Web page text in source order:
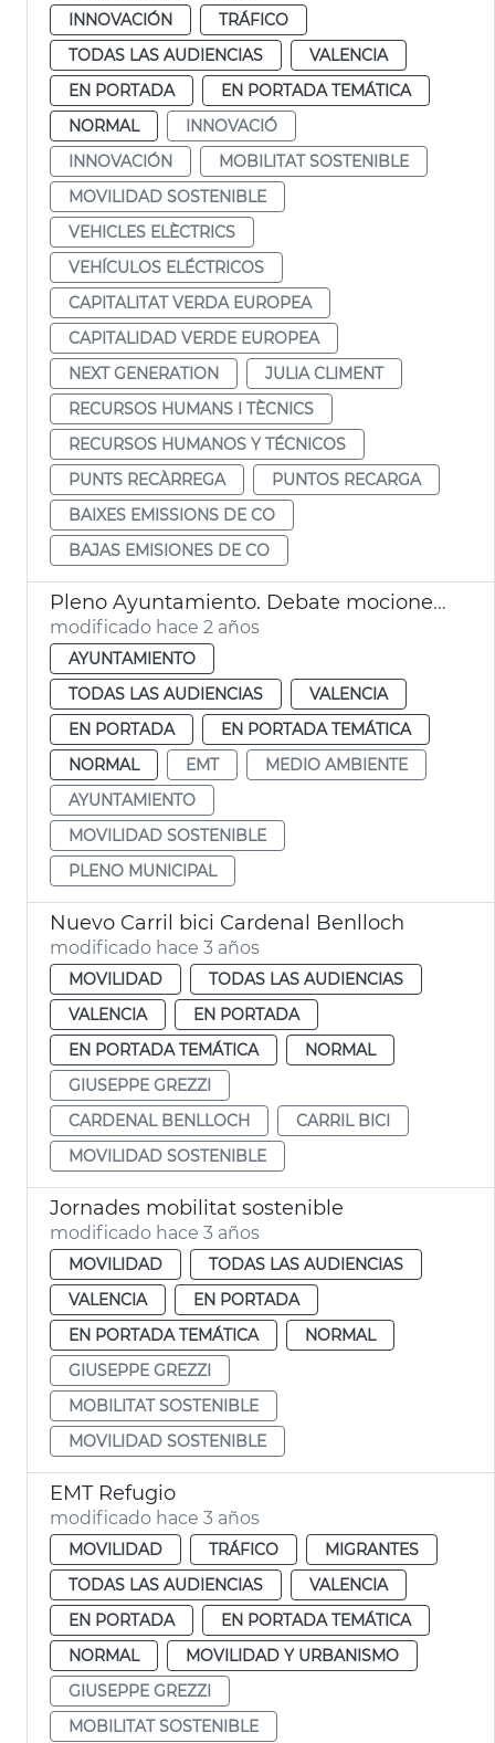
INNOVACIÓN
TRÁFICO
TODAS LAS AUDIENCIAS
VALENCIA
EN PORTADA
EN PORTADA TEMÁTICA
NORMAL
INNOVACIÓ
INNOVACIÓN
MOBILITAT SOSTENIBLE
MOVILIDAD SOSTENIBLE
VEHICLES ELÈCTRICS
VEHÍCULOS ELÉCTRICOS
CAPITALITAT VERDA EUROPEA
CAPITALIDAD VERDE EUROPEA
NEXT GENERATION
JULIA CLIMENT
RECURSOS HUMANS I TÈCNICS
RECURSOS HUMANOS Y TÉCNICOS
PUNTS RECÀRREGA
PUNTOS RECARGA
BAIXES EMISSIONS DE CO
BAJAS EMISIONES DE CO
Pleno Ayuntamiento. Debate mociones EMT
modificado hace 2 años
AYUNTAMIENTO
TODAS LAS AUDIENCIAS
VALENCIA
EN PORTADA
EN PORTADA TEMÁTICA
NORMAL
EMT
MEDIO AMBIENTE
AYUNTAMIENTO
MOVILIDAD SOSTENIBLE
PLENO MUNICIPAL
Nuevo Carril bici Cardenal Benlloch
modificado hace 3 años
MOVILIDAD
TODAS LAS AUDIENCIAS
VALENCIA
EN PORTADA
EN PORTADA TEMÁTICA
NORMAL
GIUSEPPE GREZZI
CARDENAL BENLLOCH
CARRIL BICI
MOVILIDAD SOSTENIBLE
Jornades mobilitat sostenible
modificado hace 3 años
MOVILIDAD
TODAS LAS AUDIENCIAS
VALENCIA
EN PORTADA
EN PORTADA TEMÁTICA
NORMAL
GIUSEPPE GREZZI
MOBILITAT SOSTENIBLE
MOVILIDAD SOSTENIBLE
EMT Refugio
modificado hace 3 años
MOVILIDAD TRÁFICO
MIGRANTES
TODAS LAS AUDIENCIAS
VALENCIA
EN PORTADA
EN PORTADA TEMÁTICA
NORMAL
MOVILIDAD Y URBANISMO
GIUSEPPE GREZZI
MOBILITAT SOSTENIBLE